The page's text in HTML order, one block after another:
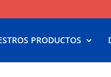
PRODUCTOS